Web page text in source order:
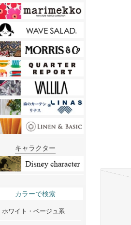
キャラクター
カラーで検索
ホワイト・ベージュ系